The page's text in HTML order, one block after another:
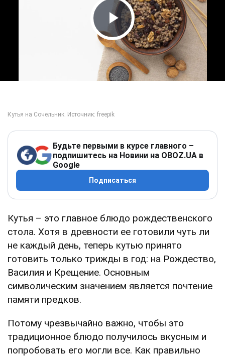
Play Video
Будьте первыми в курсе главного –
подпишитесь на Новини на OBOZ.UA в
Google
Подписаться
Кутья – это главное блюдо рождественского
стола. Хотя в древности ее готовили чуть ли
не каждый день, теперь кутью принято
готовить только трижды в год: на Рождество,
Василия и Крещение. Основным
символическим значением является почтение
памяти предков.
Потому чрезвычайно важно, чтобы это
традиционное блюдо получилось вкусным и
попробовать его могли все. Как правильно